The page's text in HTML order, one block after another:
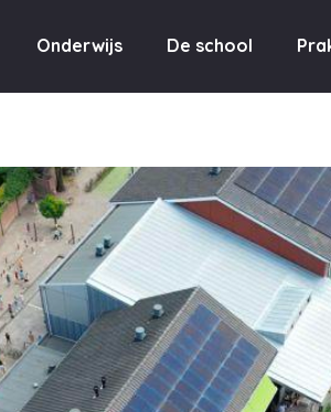
Onderwijs De school